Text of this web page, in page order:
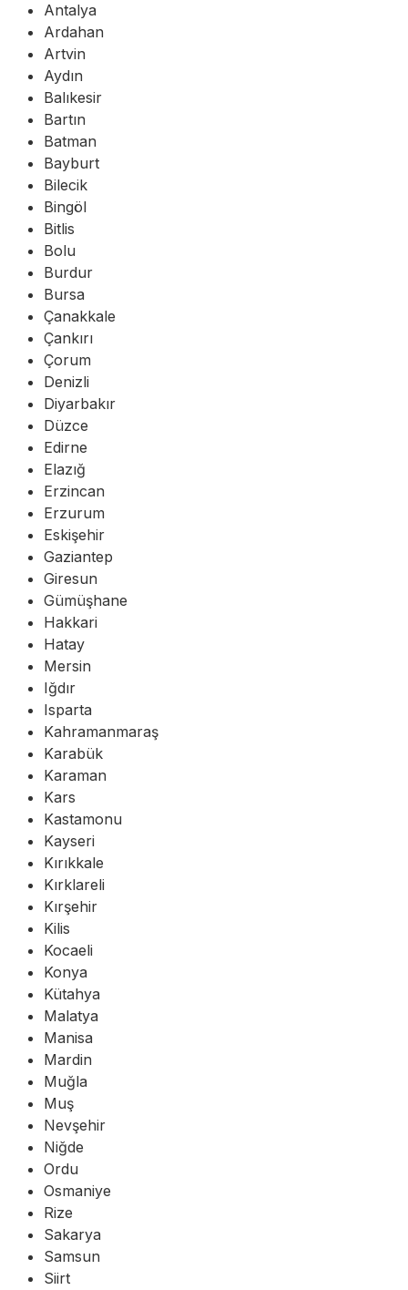
Antalya
Ardahan
Artvin
Aydın
Balıkesir
Bartın
Batman
Bayburt
Bilecik
Bingöl
Bitlis
Bolu
Burdur
Bursa
Çanakkale
Çankırı
Çorum
Denizli
Diyarbakır
Düzce
Edirne
Elazığ
Erzincan
Erzurum
Eskişehir
Gaziantep
Giresun
Gümüşhane
Hakkari
Hatay
Mersin
Iğdır
Isparta
Kahramanmaraş
Karabük
Karaman
Kars
Kastamonu
Kayseri
Kırıkkale
Kırklareli
Kırşehir
Kilis
Kocaeli
Konya
Kütahya
Malatya
Manisa
Mardin
Muğla
Muş
Nevşehir
Niğde
Ordu
Osmaniye
Rize
Sakarya
Samsun
Siirt